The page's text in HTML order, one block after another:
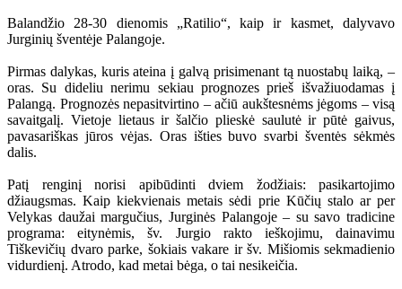
Balandžio 28-30 dienomis „Ratilio“, kaip ir kasmet, dalyvavo
Jurginių šventėje Palangoje.
Pirmas dalykas, kuris ateina į galvą prisimenant tą nuostabų laiką, –
oras. Su dideliu nerimu sekiau prognozes prieš išvažiuodamas į
Palangą. Prognozės nepasitvirtino – ačiū aukštesnėms jėgoms – visą
savaitgalį. Vietoje lietaus ir šalčio plieskė saulutė ir pūtė gaivus,
pavasariškas jūros vėjas. Oras išties buvo svarbi šventės sėkmės
dalis.
Patį renginį norisi apibūdinti dviem žodžiais: pasikartojimo
džiaugsmas. Kaip kiekvienais metais sėdi prie Kūčių stalo ar per
Velykas daužai margučius, Jurginės Palangoje – su savo tradicine
programa: eitynėmis, šv. Jurgio rakto ieškojimu, dainavimu
Tiškevičių dvaro parke, šokiais vakare ir šv. Mišiomis sekmadienio
vidurdienį. Atrodo, kad metai bėga, o tai nesikeičia.